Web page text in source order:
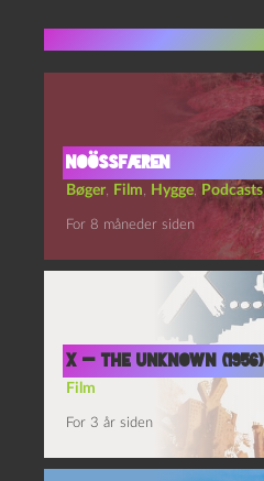
noössfæren
Bøger, Film, Hygge, Podcasts
For 8 måneder siden
X — the unknown (1956)
Film
For 3 år siden